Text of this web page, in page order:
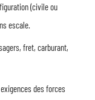
(civile ou
escale.
fret, carburant,
des forces